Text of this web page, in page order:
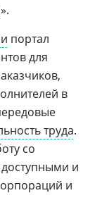
».
портал
для
в
труда.
со
доступными и
и